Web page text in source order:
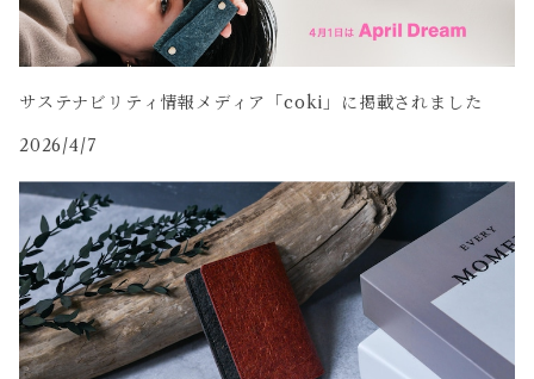
サステナビリティ情報メディア「coki」に掲載されました
2026/4/7